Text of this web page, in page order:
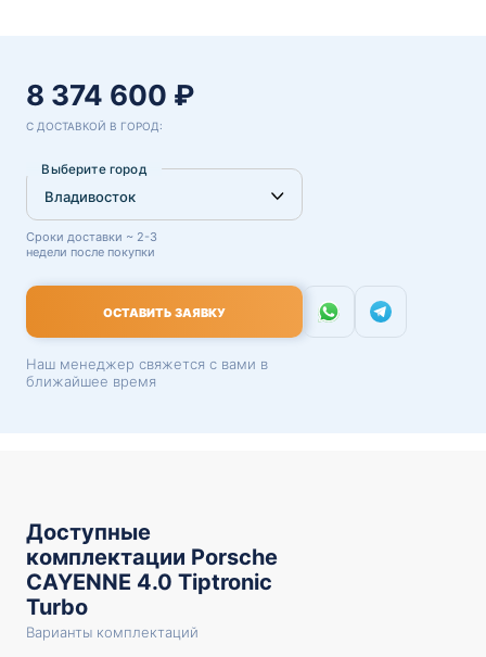
8 374 600 ₽
С ДОСТАВКОЙ В ГОРОД:
Выберите город
Сроки доставки ~ 2-3
недели после покупки
ОСТАВИТЬ ЗАЯВКУ
Наш менеджер свяжется с вами в
ближайшее время
Доступные
комплектации Porsche
CAYENNE 4.0 Tiptronic
Turbo
Варианты комплектаций